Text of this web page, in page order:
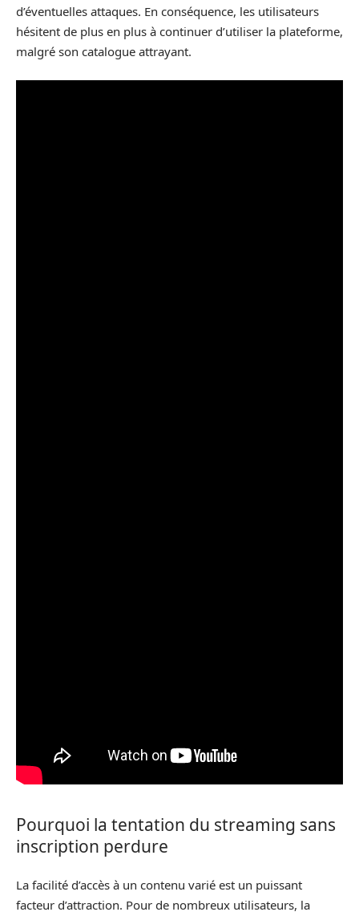
d’éventuelles attaques. En conséquence, les utilisateurs
hésitent de plus en plus à continuer d’utiliser la plateforme,
malgré son catalogue attrayant.
Pourquoi la tentation du streaming sans
inscription perdure
La facilité d’accès à un contenu varié est un puissant
facteur d’attraction. Pour de nombreux utilisateurs, la